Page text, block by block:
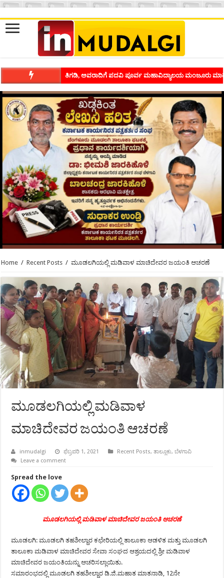
ಶಿವಾಪುರದಲ್ಲಿ ಕವಿಗೋಷ್ಠಿಯ ಸಂಭ್ರಮ ಭಾವನೆಗಳನ್ನು ಕಟ್ಟಿಕೊಡುವ
Home / Recent Posts / ಮೂಡಲಗಿಯಲ್ಲಿ ಮಡಿವಾಳ ಮಾಚಿದೇವರ ಜಯಂತಿ ಆಚರಣೆ
ಮೂಡಲಗಿಯಲ್ಲಿ ಮಡಿವಾಳ
ಮಾಚಿದೇವರ ಜಯಂತಿ ಆಚರಣೆ
inmudalgi ಫೆಬ್ರವರಿ 1, 2021 Recent Posts,ತಾಲ್ಲೂಕು,ಬೆಳಗಾವಿ
Leave a comment
Spread the love
ಮೂಡಲಗಿಯಲ್ಲಿ ಮಡಿವಾಳ ಮಾಚಿದೇವರ ಜಯಂತಿ ಆಚರಣೆ
ಮೂಡಲಗಿ: ಮೂಡಲಗಿ ತಹಶೀಲ್ದಾರ ಕಛೇರಿಯಲ್ಲಿ ತಾಲೂಕಾ ಆಡಳಿತ ಮತ್ತು ಮೂಡಲಗಿ
ತಾಲೂಕಾ ಮಡಿವಾಳ ಮಾಚಿದೇವರ ಸೇವಾ ಸಂಘದ ಆಶ್ರಯದಲ್ಲಿ ಶ್ರೀ ಮಡಿವಾಳ
ಮಾಚಿದೇವರ ಜಯಂತಿಯನ್ನು ಆಚರಿಸಲ್ಲಾಯಿತು.
ಸಮಾರಂಭದಲ್ಲಿ ಮೂಡಲಗಿ ತಹಶೀಲ್ದಾರ ಡಿ.ಜಿ.ಮಹಾತ ಮಾತನಾಡಿ, 12ನೇ